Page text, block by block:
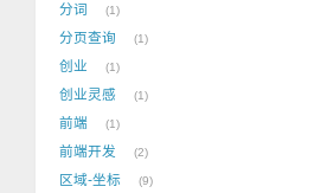
分词 1
分页查询 1
创业 1
创业灵感 1
前端 1
前端开发 2
区域-坐标 9